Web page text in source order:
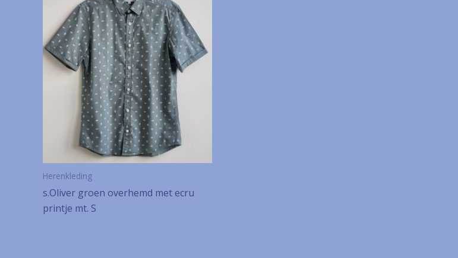
Herenkleding
s.Oliver groen overhemd met ecru
printje mt. S